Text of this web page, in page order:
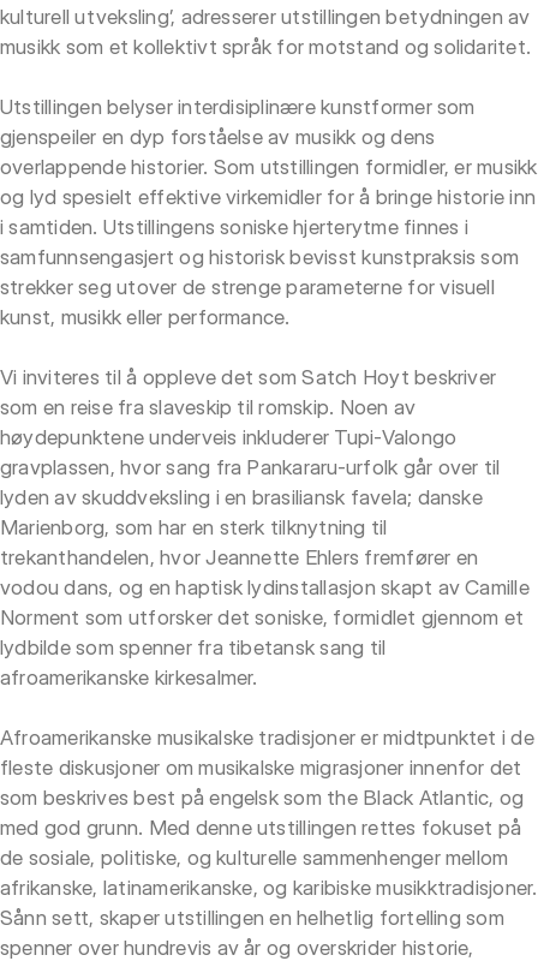
kulturell utveksling’, adresserer utstillingen betydningen av
musikk som et kollektivt språk for motstand og solidaritet.
Utstillingen belyser interdisiplinære kunstformer som
gjenspeiler en dyp forståelse av musikk og dens
overlappende historier. Som utstillingen formidler, er musikk
og lyd spesielt effektive virkemidler for å bringe historie inn
i samtiden. Utstillingens soniske hjerterytme finnes i
samfunnsengasjert og historisk bevisst kunstpraksis som
strekker seg utover de strenge parameterne for visuell
kunst, musikk eller performance.
Vi inviteres til å oppleve det som Satch Hoyt beskriver
som en reise fra slaveskip til romskip. Noen av
høydepunktene underveis inkluderer Tupi-Valongo
gravplassen, hvor sang fra Pankararu-urfolk går over til
lyden av skuddveksling i en brasiliansk favela; danske
Marienborg, som har en sterk tilknytning til
trekanthandelen, hvor Jeannette Ehlers fremfører en
vodou dans, og en haptisk lydinstallasjon skapt av Camille
Norment som utforsker det soniske, formidlet gjennom et
lydbilde som spenner fra tibetansk sang til
afroamerikanske kirkesalmer.
Afroamerikanske musikalske tradisjoner er midtpunktet i de
fleste diskusjoner om musikalske migrasjoner innenfor det
som beskrives best på engelsk som the Black Atlantic, og
med god grunn. Med denne utstillingen rettes fokuset på
de sosiale, politiske, og kulturelle sammenhenger mellom
afrikanske, latinamerikanske, og karibiske musikktradisjoner.
Sånn sett, skaper utstillingen en helhetlig fortelling som
spenner over hundrevis av år og overskrider historie,